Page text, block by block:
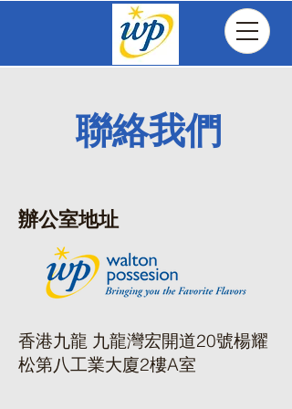
聯絡我們
辦公室地址
香港九龍 九龍灣宏開道20號楊耀
松第八工業大廈2樓A室